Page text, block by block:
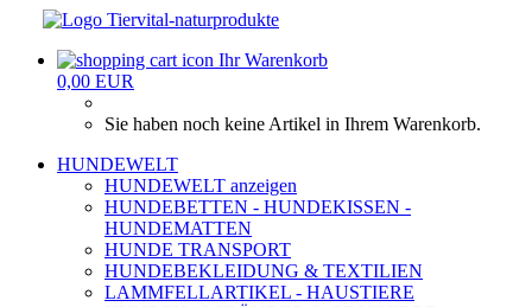
Ihr Warenkorb
0,00 EUR
Sie haben noch keine Artikel in Ihrem Warenkorb.
HUNDEWELT
HUNDEWELT anzeigen
HUNDEBETTEN - HUNDEKISSEN -
HUNDEMATTEN
HUNDE TRANSPORT
HUNDEBEKLEIDUNG & TEXTILIEN
LAMMFELLARTIKEL - HAUSTIERE